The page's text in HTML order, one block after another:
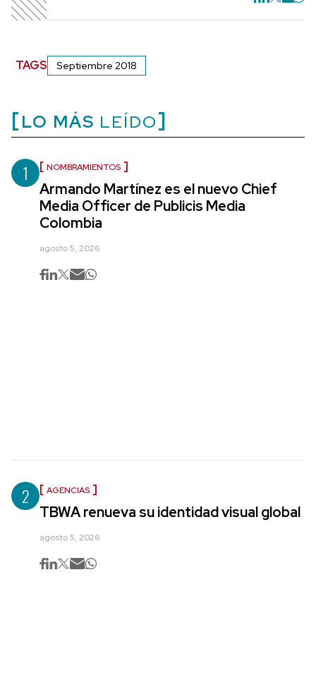
TAGS Septiembre 2018
LO MÁS LEÍDO
1 NOMBRAMIENTOS
Armando Martínez es el nuevo Chief
Media Officer de Publicis Media
Colombia
agosto 5, 2026
2 AGENCIAS
TBWA renueva su identidad visual global
agosto 5, 2026